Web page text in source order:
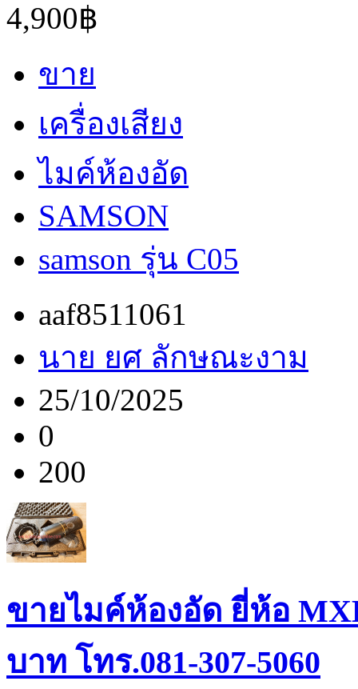
4,900฿
ขาย
เครื่องเสียง
ไมค์ห้องอัด
SAMSON
samson รุ่น C05
aaf8511061
นาย ยศ ลักษณะงาม
25/10/2025
0
200
ขายไมค์ห้องอัด ยี่ห้อ
บาท โทร.081-307-5060